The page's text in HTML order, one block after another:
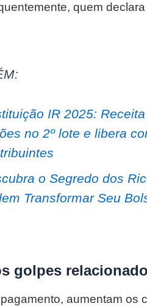
quem
IR 2025:
no 2º lote e libera
o Segredo dos
Transformar Seu
golpes
aumentam os